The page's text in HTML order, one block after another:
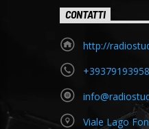
CONTATTI
http://
Viale Lago